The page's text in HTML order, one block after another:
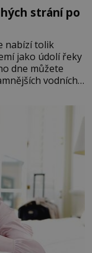
strání po
nabízí tolik
jako údolí řeky
dne můžete
vodních
památek ve